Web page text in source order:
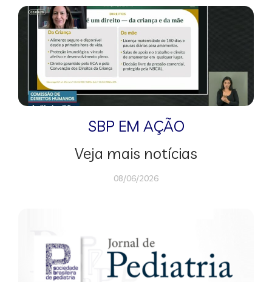
SBP EM AÇÃO
Veja mais notícias
08/06/2026